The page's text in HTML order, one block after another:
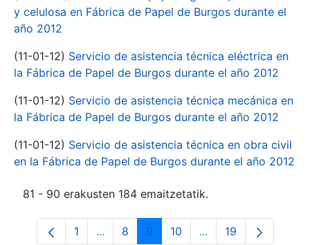
y celulosa en Fábrica de Papel de Burgos durante el
año 2012
(11-01-12) Servicio de asistencia técnica eléctrica en
la Fábrica de Papel de Burgos durante el año 2012
(11-01-12) Servicio de asistencia técnica mecánica en
la Fábrica de Papel de Burgos durante el año 2012
(11-01-12) Servicio de asistencia técnica en obra civil
en la Fábrica de Papel de Burgos durante el año 2012
81 - 90 erakusten 184 emaitzetatik.
Orrialdea
1 ...Intermediate Pages Use TAB to
Orrialdea
8 Orrialdea
9 Orrialdea
10 ...Intermediate Pages
Orrialdea
19